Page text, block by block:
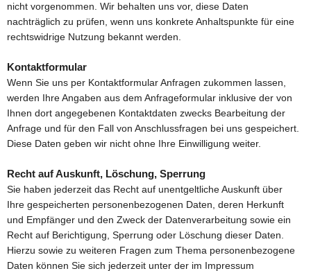
nicht vorgenommen. Wir behalten uns vor, diese Daten
nachträglich zu prüfen, wenn uns konkrete Anhaltspunkte für eine
rechtswidrige Nutzung bekannt werden.
Kontaktformular
Wenn Sie uns per Kontaktformular Anfragen zukommen lassen,
werden Ihre Angaben aus dem Anfrageformular inklusive der von
Ihnen dort angegebenen Kontaktdaten zwecks Bearbeitung der
Anfrage und für den Fall von Anschlussfragen bei uns gespeichert.
Diese Daten geben wir nicht ohne Ihre Einwilligung weiter.
Recht auf Auskunft, Löschung, Sperrung
Sie haben jederzeit das Recht auf unentgeltliche Auskunft über
Ihre gespeicherten personenbezogenen Daten, deren Herkunft
und Empfänger und den Zweck der Datenverarbeitung sowie ein
Recht auf Berichtigung, Sperrung oder Löschung dieser Daten.
Hierzu sowie zu weiteren Fragen zum Thema personenbezogene
Daten können Sie sich jederzeit unter der im Impressum